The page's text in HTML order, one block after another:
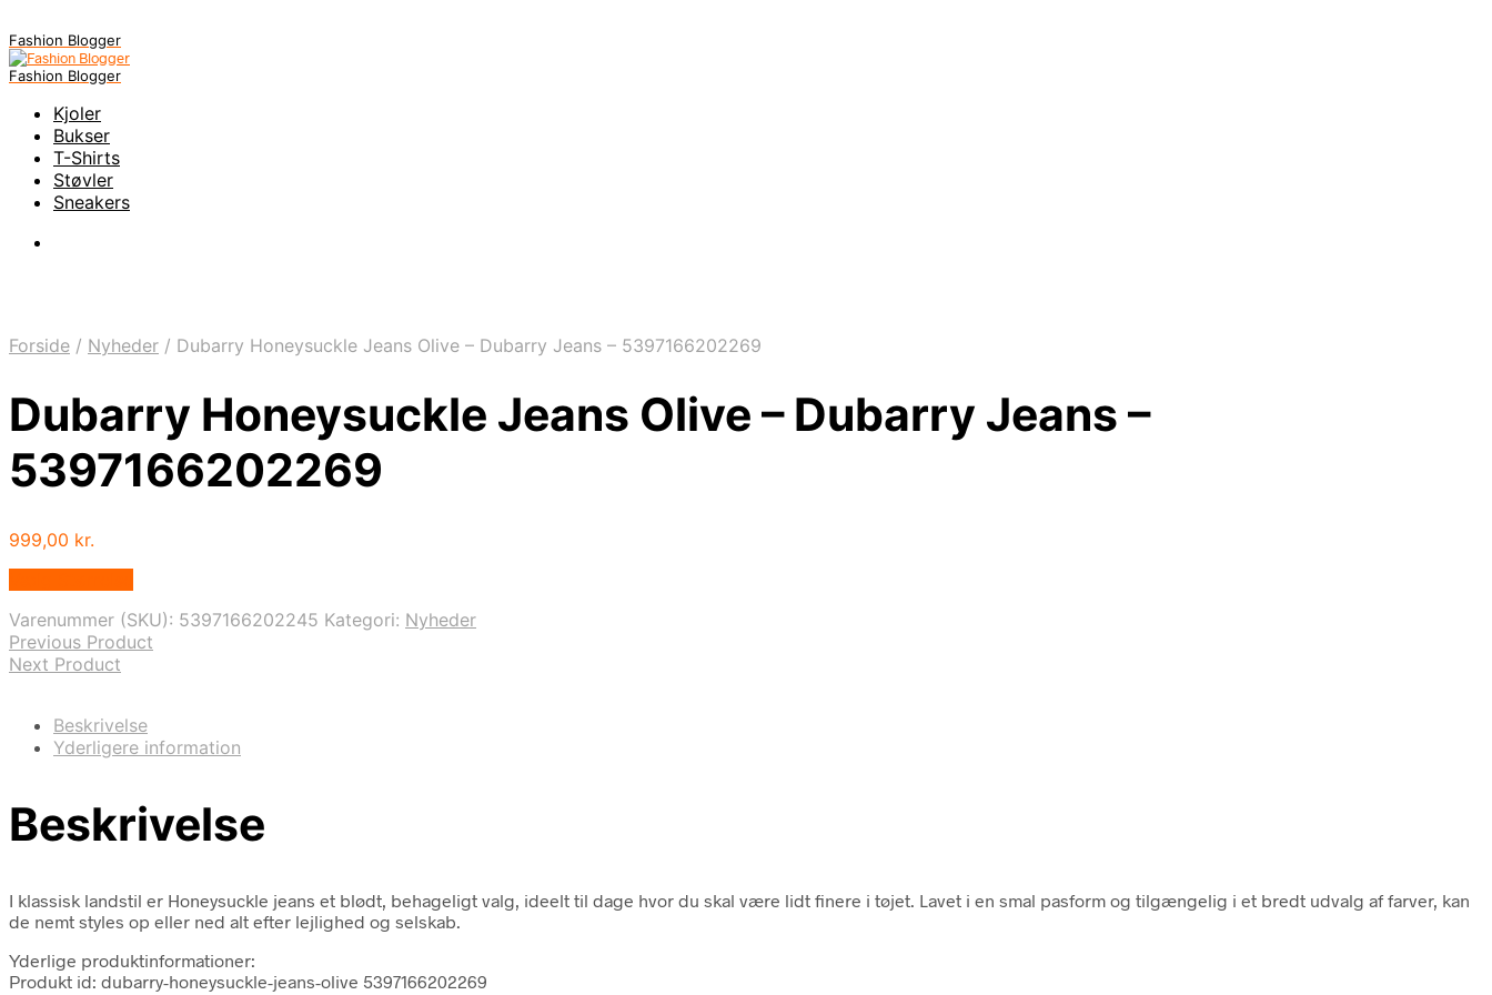
Fashion Blogger
Fashion Blogger
Kjoler
Bukser
T-Shirts
Støvler
Sneakers
Forside / Nyheder / Dubarry Honeysuckle Jeans Olive – Dubarry Jeans – 5397166202269
Dubarry Honeysuckle Jeans Olive – Dubarry Jeans –
5397166202269
999,00 kr.
Varenummer (SKU): 5397166202245 Kategori: Nyheder
Previous Product
Next Product
Beskrivelse
Yderligere information
Beskrivelse
I klassisk landstil er Honeysuckle jeans et blødt, behageligt valg, ideelt til dage hvor du skal være lidt finere i tøjet. Lavet i en smal pasform og tilgængelig i et bredt udvalg af farver, kan
de nemt styles op eller ned alt efter lejlighed og selskab.
Yderlige produktinformationer:
Produkt id: dubarry-honeysuckle-jeans-olive 5397166202269